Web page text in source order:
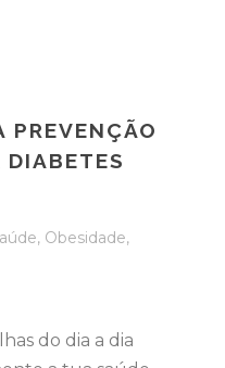
PREVENÇÃO
DIABETES
, Obesidade,
do dia a dia